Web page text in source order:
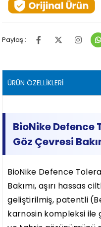
Paylaş :
ÜRÜN ÖZELLIKLERI
BioNike Defence
Göz Çevresi
BioNike Defence
Bakımı, aşırı hassas
geliştirilmiş, patentli
karnosin kompleksi ile